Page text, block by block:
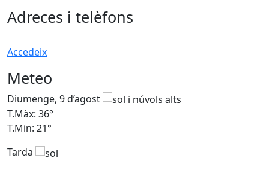
Adreces i telèfons
Accedeix
Meteo
Diumenge, 9 d’agost
T.Màx: 36°
T.Min: 21°
Tarda